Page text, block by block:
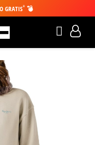
GRATIS* 💣